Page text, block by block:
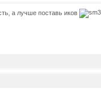
а лучше поставь иков